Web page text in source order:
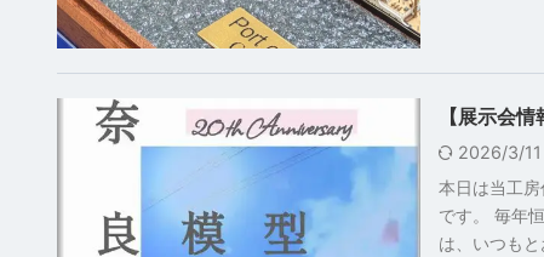
【展示会
2026/3/11
本日は当工
です。 毎年
は、いつも